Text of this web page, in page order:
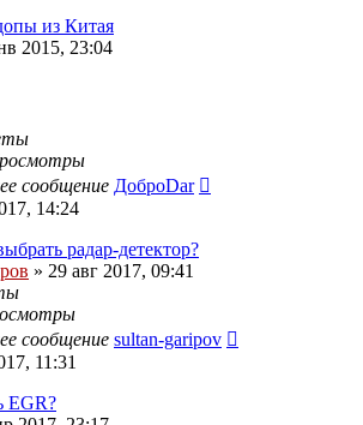
из Китая
2015, 23:04
сообщение ДоброDar
14:24
радар-детектор?
» 29 авг 2017, 09:41
сообщение sultan-garipov
11:31
EGR?